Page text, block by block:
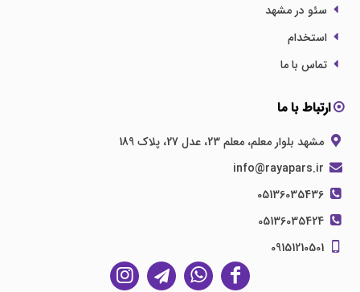
سئو در مشهد
استخدام
تماس با ما
ارتباط با ما
مشهد بلوار معلم، معلم 23، عدل 27، پلاک 189
05136035436
05136035424
09151210501